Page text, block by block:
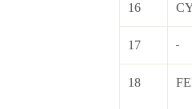
16
17
18